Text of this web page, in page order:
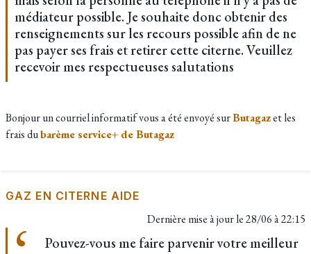
médiateur possible. Je souhaite donc obtenir des
renseignements sur les recours possible afin de ne
pas payer ses frais et retirer cette citerne. Veuillez
recevoir mes respectueuses salutations
Bonjour un courriel informatif vous a été envoyé surButagazet les
frais dubarème service+ de Butagaz
GAZ EN CITERNE AIDE
Dernière mise à jour le28/06 à 22:15
Pouvez-vous me faire parvenir votre meilleur